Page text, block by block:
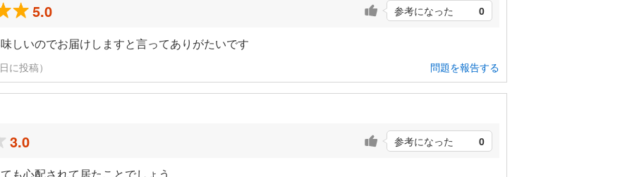
5.0 参考になった 0
しいのでお届けしますと言ってありがたいです
に投稿） 問題を報告する
3.0 参考になった 0